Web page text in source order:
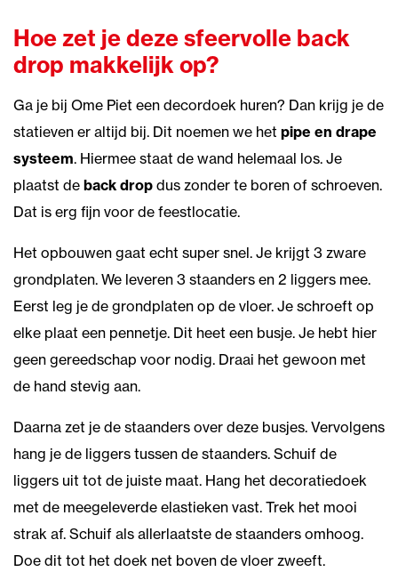
Hoe zet je deze sfeervolle back
drop makkelijk op?
Ga je bij Ome Piet een decordoek huren? Dan krijg je de
statieven er altijd bij. Dit noemen we het pipe en drape
systeem. Hiermee staat de wand helemaal los. Je
plaatst de back drop dus zonder te boren of schroeven.
Dat is erg fijn voor de feestlocatie.
Het opbouwen gaat echt super snel. Je krijgt 3 zware
grondplaten. We leveren 3 staanders en 2 liggers mee.
Eerst leg je de grondplaten op de vloer. Je schroeft op
elke plaat een pennetje. Dit heet een busje. Je hebt hier
geen gereedschap voor nodig. Draai het gewoon met
de hand stevig aan.
Daarna zet je de staanders over deze busjes. Vervolgens
hang je de liggers tussen de staanders. Schuif de
liggers uit tot de juiste maat. Hang het decoratiedoek
met de meegeleverde elastieken vast. Trek het mooi
strak af. Schuif als allerlaatste de staanders omhoog.
Doe dit tot het doek net boven de vloer zweeft.